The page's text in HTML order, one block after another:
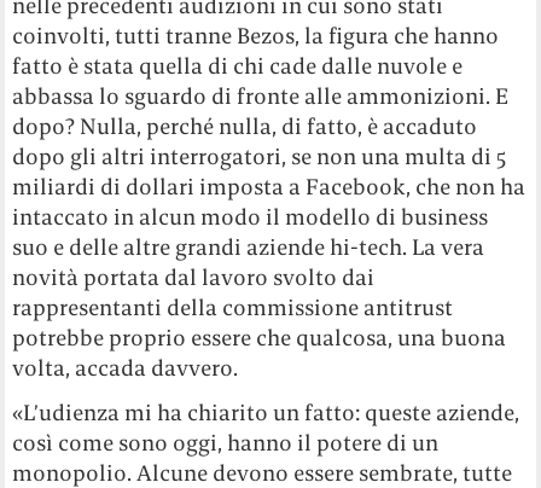
coinvolti, tutti tranne Bezos, la figura che hanno
fatto è stata quella di chi cade dalle nuvole e
abbassa lo sguardo di fronte alle ammonizioni. E
dopo? Nulla, perché nulla, di fatto, è accaduto
dopo gli altri interrogatori, se non una multa di 5
miliardi di dollari imposta a Facebook, che non ha
intaccato in alcun modo il modello di business
suo e delle altre grandi aziende hi-tech. La vera
novità portata dal lavoro svolto dai
rappresentanti della commissione antitrust
potrebbe proprio essere che qualcosa, una buona
volta, accada davvero.
«L’udienza mi ha chiarito un fatto: queste aziende,
così come sono oggi, hanno il potere di un
monopolio. Alcune devono essere sembrate, tutte